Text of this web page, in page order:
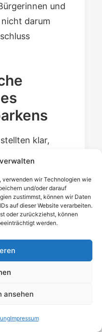
verwenden wir Technologien wie
und/oder darauf
zustimmst, können wir Daten
auf dieser Website verarbeiten.
oder zurückziehst, können
werden.
ansehen
Impressum
und
nicht darum
klar,
der
unterhalb
in Frage käme.
– unter
90 Prozent.